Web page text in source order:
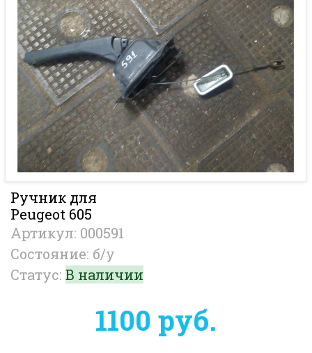
Ручник для
Peugeot 605
Артикул: 000591
Состояние: б/у
Статус: В наличии
1100 руб.